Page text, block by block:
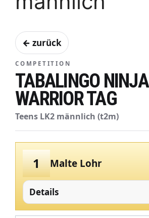
← zurück
COMPETITION
TABALINGO NINJA
WARRIOR TAG
Teens LK2 männlich (t2m)
1 Malte Lohr
Details